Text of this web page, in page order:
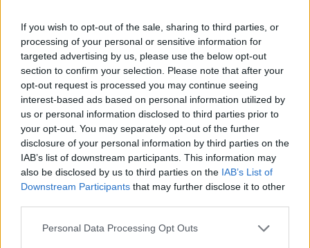
If you wish to opt-out of the sale, sharing to third parties, or
processing of your personal or sensitive information for
targeted advertising by us, please use the below opt-out
section to confirm your selection. Please note that after your
opt-out request is processed you may continue seeing
interest-based ads based on personal information utilized by
us or personal information disclosed to third parties prior to
your opt-out. You may separately opt-out of the further
disclosure of your personal information by third parties on the
IAB’s list of downstream participants. This information may
also be disclosed by us to third parties on the IAB’s List of
Downstream Participants that may further disclose it to other
Personal Data Processing Opt Outs
Hatalmas a krízis a Dunán: uszályokat
süllyesztenek el, hogy elkerüljék az
atomerőmű leállását
A rekordalacsony dunai vízállás miatt rendkívüli
intézkedésre kényszerült Románia.